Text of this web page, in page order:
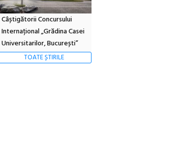
Câștigătorii Concursului
Internațional „Grădina Casei
Universitarilor, București”
TOATE ȘTIRILE